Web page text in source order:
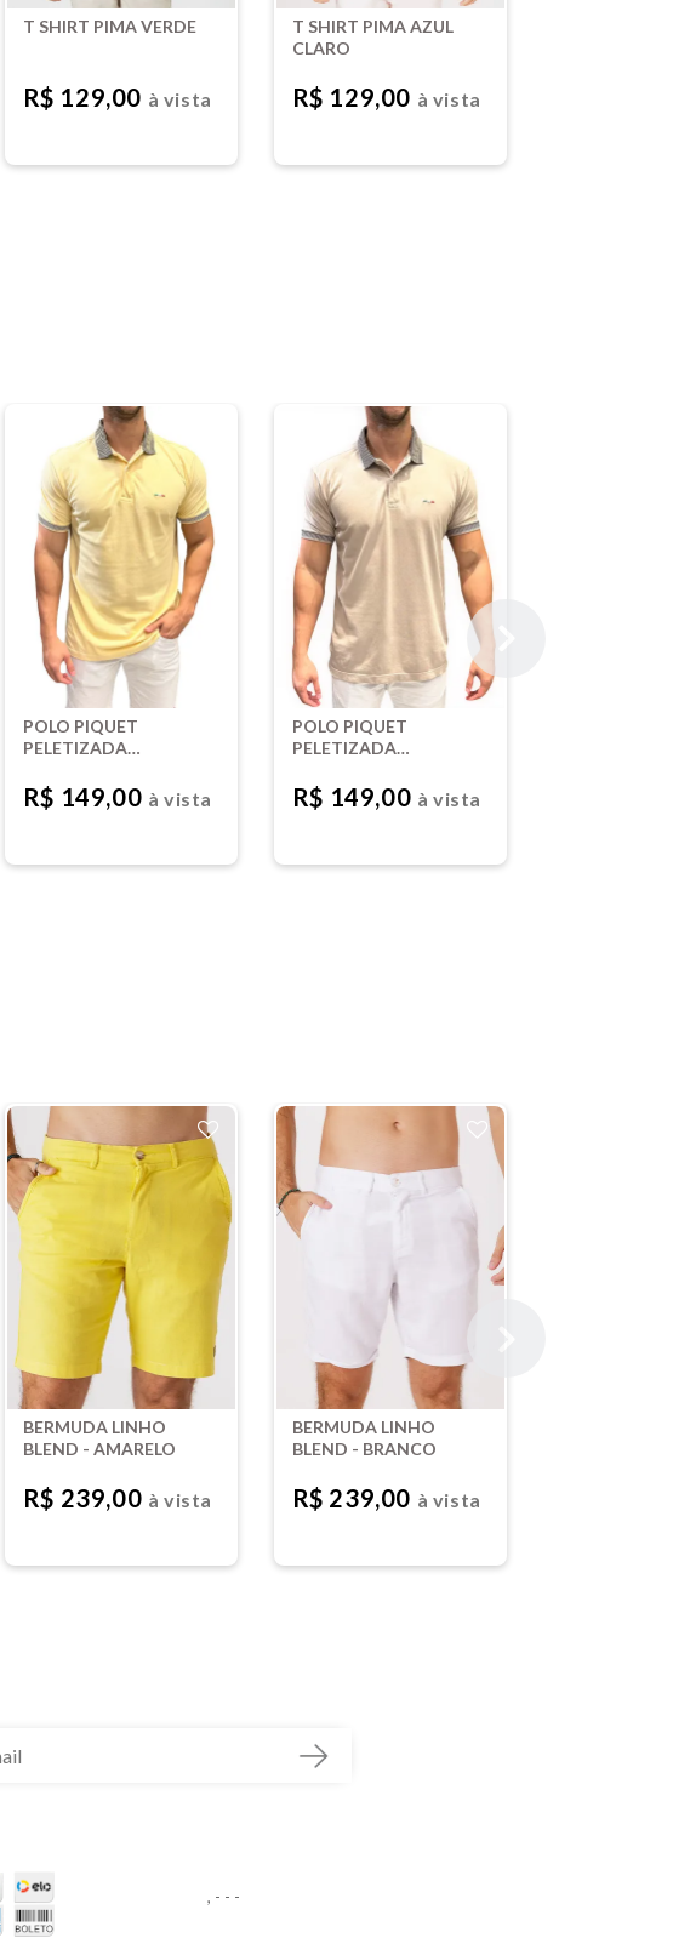
T SHIRT PIMA VERDE
R$ 129,00 à vista
T SHIRT PIMA AZUL
CLARO
R$ 129,00 à vista
POLO PIQUET
PELETIZADA
AMARELO
R$ 149,00 à vista
POLO PIQUET
PELETIZADA
R$ 149,00 à vista
BERMUDA LINHO
BLEND - AMARELO
R$ 239,00 à vista
BERMUDA LINHO
BLEND - BRANCO
R$ 239,00 à vista
, - - -